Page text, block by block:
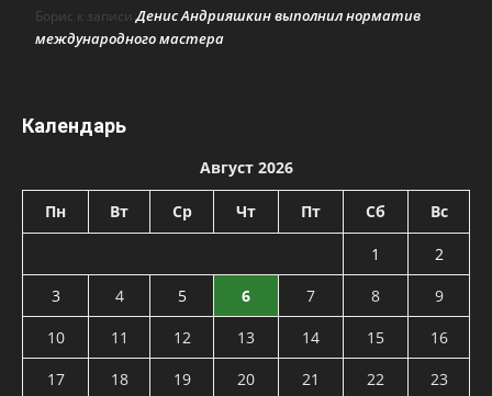
Борис к записиДенис Андрияшкин выполнил норматив
международного мастера
Календарь
Август 2026
Пн Вт Ср Чт Пт Сб Вс
1
2
3
4 5 6 7 8
9
10
11 12 13 14 15
16
17
18 19 20 21 22
23